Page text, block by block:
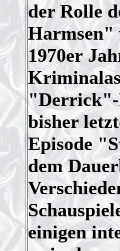
der Rolle
Harmsen"
1970er
"Derrick"-
bisher
Episode
dem
einigen